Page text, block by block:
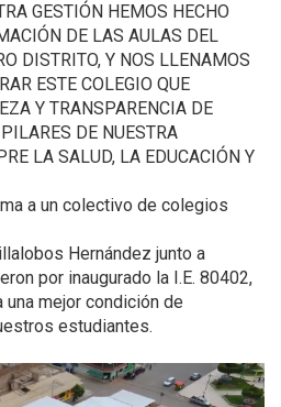
GESTIÓN HEMOS HECHO
DE LAS AULAS DEL
DISTRITO, Y NOS LLENAMOS
ESTE COLEGIO QUE
Y TRANSPARENCIA DE
DE NUESTRA
LA SALUD, LA EDUCACIÓN Y
a un colectivo de colegios
Hernández junto a
por inaugurado la I.E. 80402,
mejor condición de
estudiantes.